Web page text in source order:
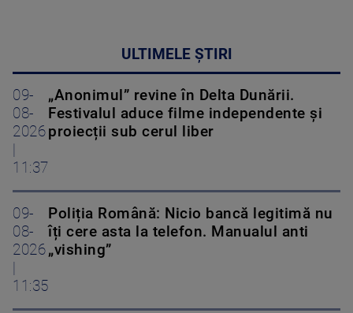
ULTIMELE ȘTIRI
09-
08-
2026
11:37
„Anonimul” revine în Delta Dunării.
Festivalul aduce filme independente și
proiecții sub cerul liber
09-
08-
2026
11:35
Poliția Română: Nicio bancă legitimă nu
îți cere asta la telefon. Manualul anti
„vishing”